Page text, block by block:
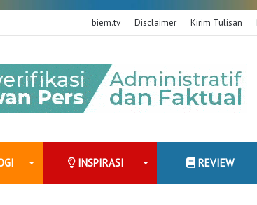
biem.tv Disclaimer Kirim Tulisan
INSPIRASI REVIEW